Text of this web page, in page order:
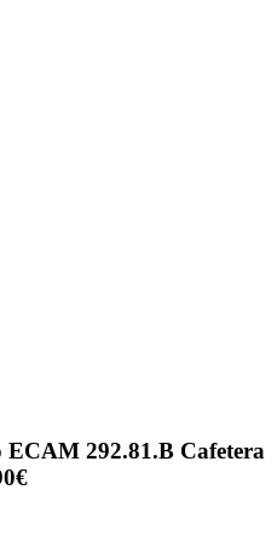
292.81.B Cafetera